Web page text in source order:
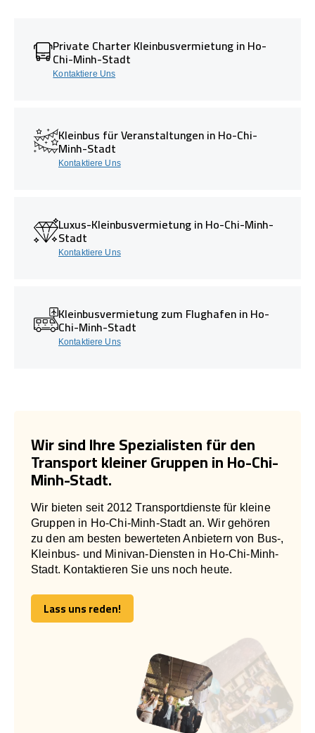
Private Charter Kleinbusvermietung in Ho-
Chi-Minh-Stadt
Kontaktiere Uns
Kleinbus für Veranstaltungen in Ho-Chi-
Minh-Stadt
Kontaktiere Uns
Luxus-Kleinbusvermietung in Ho-Chi-Minh-
Stadt
Kontaktiere Uns
Kleinbusvermietung zum Flughafen in Ho-
Chi-Minh-Stadt
Kontaktiere Uns
Wir sind Ihre Spezialisten für den
Transport kleiner Gruppen in Ho-Chi-
Minh-Stadt.
Wir bieten seit 2012 Transportdienste für kleine
Gruppen in Ho-Chi-Minh-Stadt an. Wir gehören
zu den am besten bewerteten Anbietern von Bus-,
Kleinbus- und Minivan-Diensten in Ho-Chi-Minh-
Stadt. Kontaktieren Sie uns noch heute.
Lass uns reden!
Lass uns reden!